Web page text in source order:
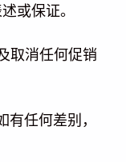
或保证。
取消任何促销
任何差别，